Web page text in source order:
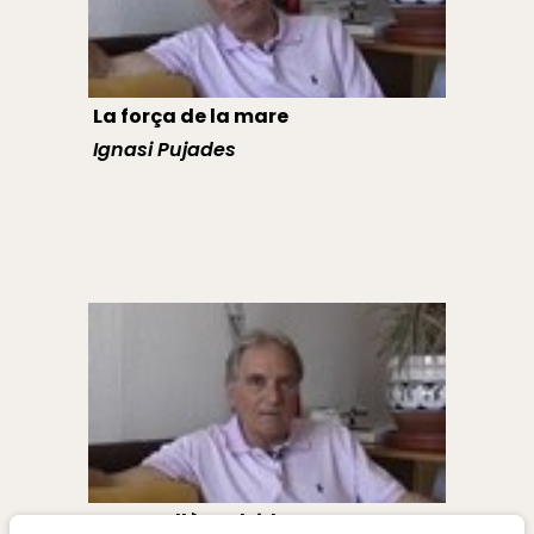
La força de la mare
Ignasi Pujades
Un capellà amb idees noves